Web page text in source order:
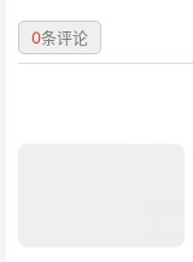
0条评论